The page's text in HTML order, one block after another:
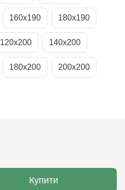
160х190 180х190
120х200 140х200
180х200 200х200
Купити